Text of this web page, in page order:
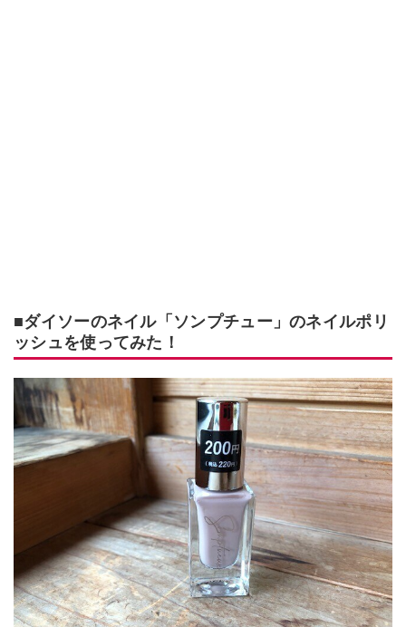
■ダイソーのネイル「ソンプチュー」のネイルポリ
ッシュを使ってみた！